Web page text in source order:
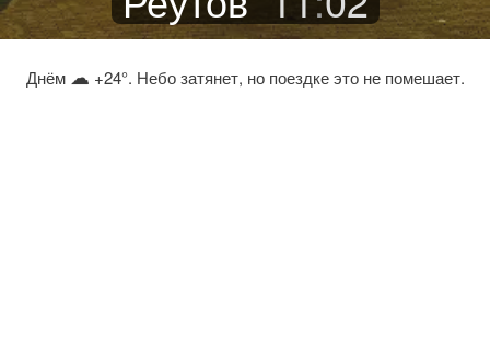
Днём ☁ +24°. Небо затянет, но поездке это не помешает.